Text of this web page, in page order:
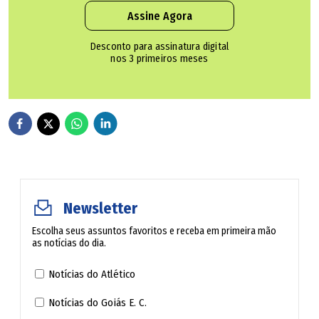
ligação de Goiânia para Caldas Novas. Em vários pontos
todavia, continua com antigos problemas, dos tempos que
ela era 100% uma rodovia simples, senão vejamos. Neste
aos condutores.
Segundo problema, nos vários pequenos trevos de
Goiânia à Caldas Novas indo por Bela vista, faltam placas
condutores. Terceiro problema, faltam placas para indicar
Assine Agora
Desconto para assinatura digital
nos 3 primeiros meses
Newsletter
Escolha seus assuntos favoritos e receba em primeira mão
as notícias do dia.
Notícias do Atlético
Notícias do Goiás E. C.